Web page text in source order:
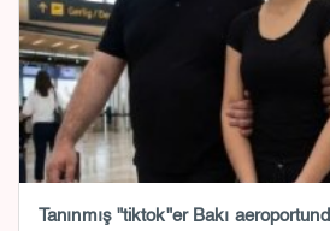
Tanınmış "tiktok"er Bakı